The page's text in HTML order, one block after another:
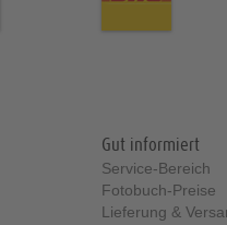
Gut informiert
Service-Bereich
Fotobuch-Preise
Lieferung &